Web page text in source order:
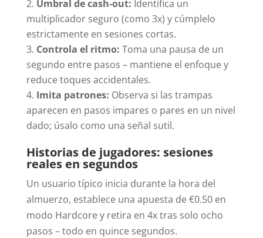
Umbral de cash‑out: Identifica un
multiplicador seguro (como 3x) y cúmplelo
estrictamente en sesiones cortas.
Controla el ritmo: Toma una pausa de un
segundo entre pasos – mantiene el enfoque y
reduce toques accidentales.
Imita patrones: Observa si las trampas
aparecen en pasos impares o pares en un nivel
dado; úsalo como una señal sutil.
Historias de jugadores: sesiones
reales en segundos
Un usuario típico inicia durante la hora del
almuerzo, establece una apuesta de €0.50 en
modo Hardcore y retira en 4x tras solo ocho
pasos – todo en quince segundos.